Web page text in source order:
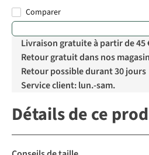
Comparer
Livraison gratuite à partir de 45
Retour gratuit dans nos
Retour possible durant 30 jours
Service client: lun.-sam.
Détails de ce